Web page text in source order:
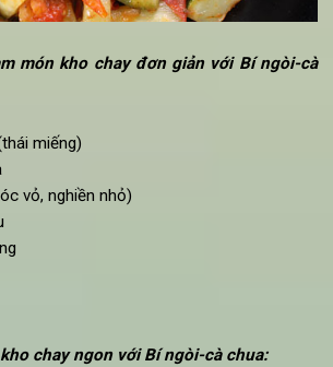
vị ngọt thanh, bí ngòi rất là nguyên liệu